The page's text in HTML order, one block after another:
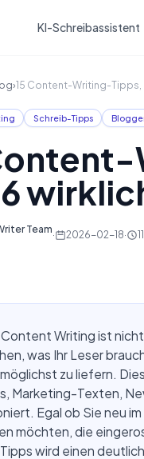
KI-Schreibassistent
›15 Content-Writing-
Schreib-Tipps
Team· 2026-02-18· 11
Writing ist
was Ihr Leser
zu liefern.
Marketing-Texten,
Egal ob Sie neu
möchten, die
wird einen